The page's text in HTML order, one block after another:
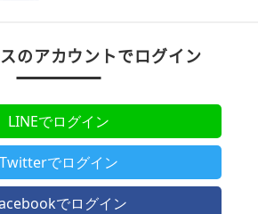
のアカウントでログイン
LINEでログイン
Twitterでログイン
でログイン